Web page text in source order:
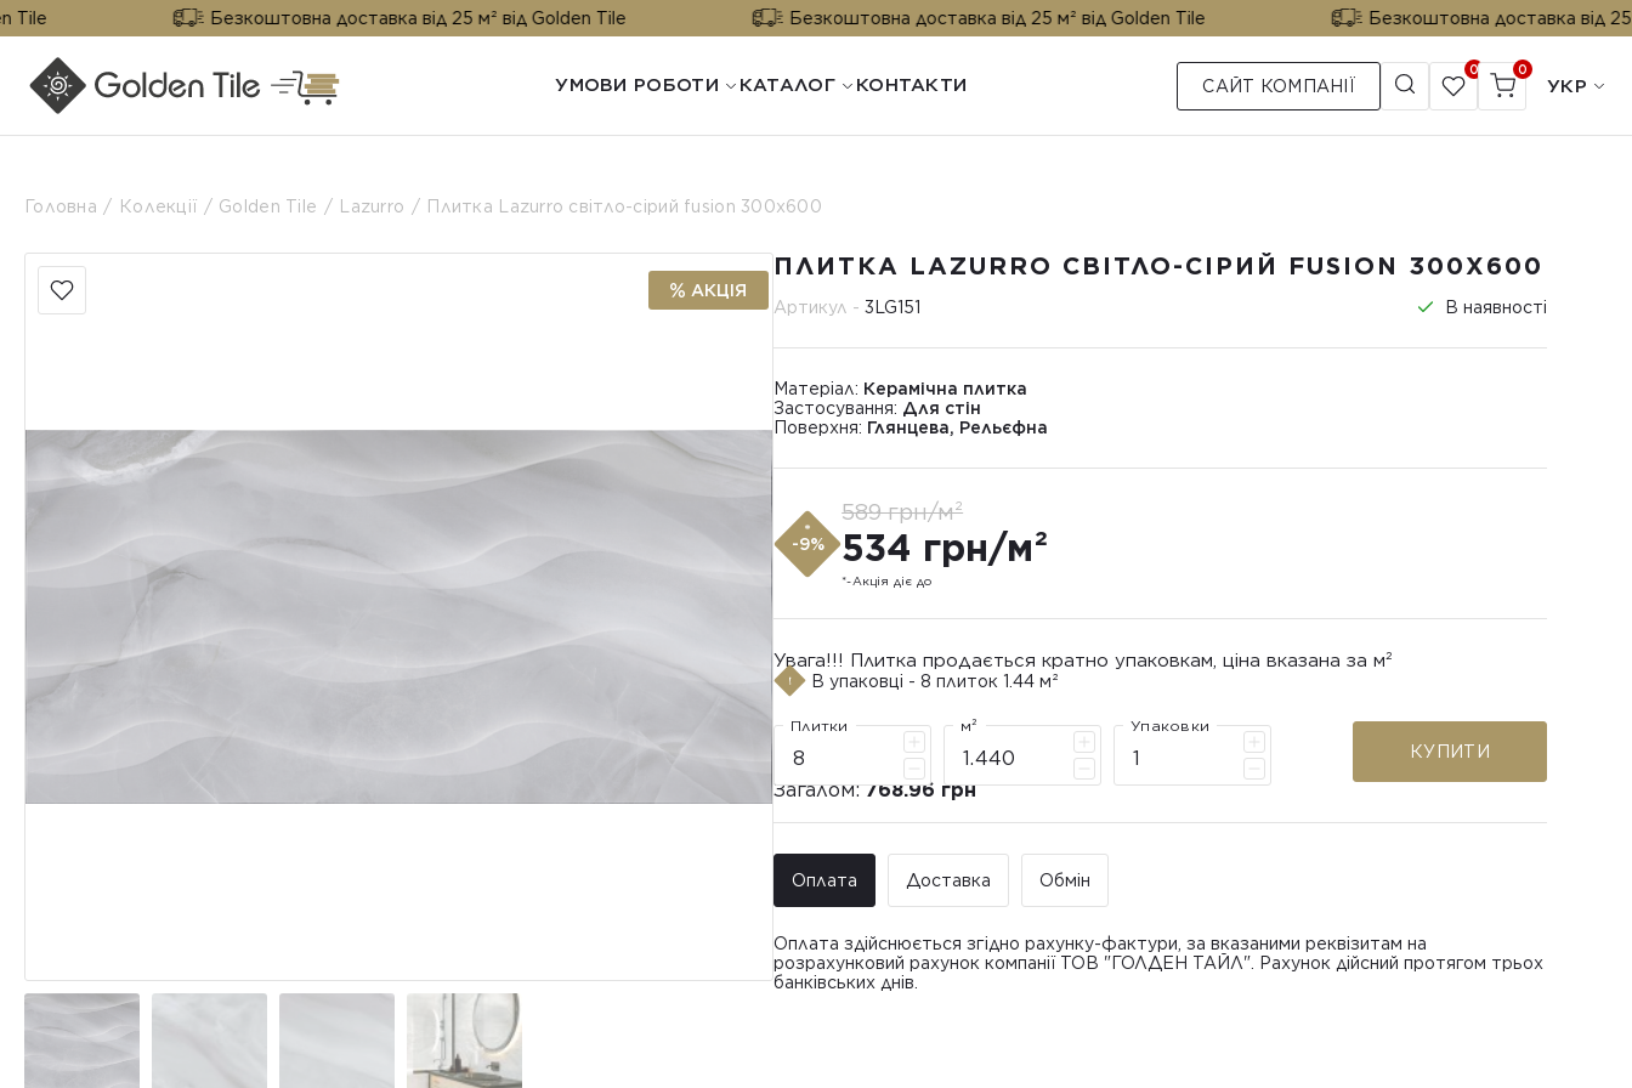
Безкоштовна доставка від 25 м² від Golden Tile Безкоштовна доставка від 25 м² від Golden Tile Безкоштовна доставка від 25 м² від
УМОВИ РОБОТИ КАТАЛОГ КОНТАКТИ САЙТ КОМПАНІЇ
0 0
УКР
Головна Колекції Golden Tile Lazurro Плитка Lazurro світло-сірий fusion 300х600
АКЦІЯ
ПЛИТКА LAZURRO СВІТЛО-СІРИЙ FUSION 300Х600
Артикул -3LG151 В наявності
Матеріал: Керамічна плитка
Застосування: Для стін
Поверхня: Глянцева, Рельєфна
*
-9%
589 грн/м²
534 грн/м²
*-Акція діє до
Увага!!! Плитка продається кратно упаковкам, ціна вказана за м²
В упаковці - 8 плиток 1.44 м²
Плитки м² Упаковки
КУПИТИ
Загалом:768.96 грн
Оплата Доставка Обмін
Оплата здійснюється згідно рахунку-фактури, за вказаними реквізитам на
розрахунковий рахунок компанії ТОВ "ГОЛДЕН ТАЙЛ". Рахунок дійсний протягом трьох
банківських днів.